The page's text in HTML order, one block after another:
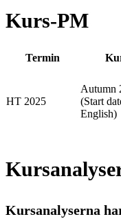
Kurs-PM
Termin
HT 2025
Autumn
(Start
English)
Kursanalyserna